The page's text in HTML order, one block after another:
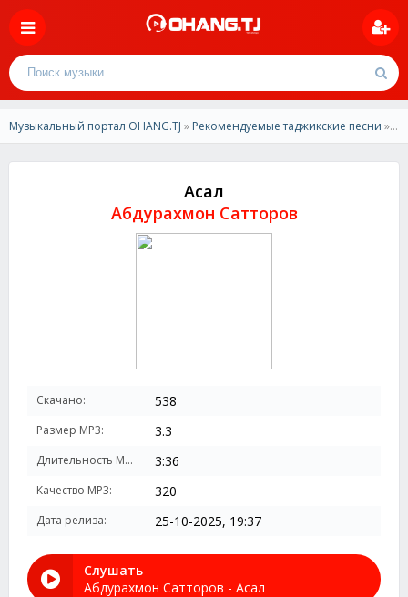
Музыкальный портал OHANG.TJ » Рекомендуемые таджикские песни » Абдурахмон Сатторов - Асал
Асал
Абдурахмон Сатторов
Скачано: 538
Размер MP3: 3.3
Длительность MP3: 3:36
Качество MP3: 320
Дата релиза: 25-10-2025, 19:37
Слушать
Абдурахмон Сатторов - Асал